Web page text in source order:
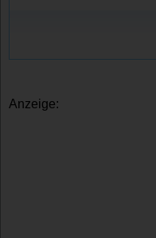
Anzeige: